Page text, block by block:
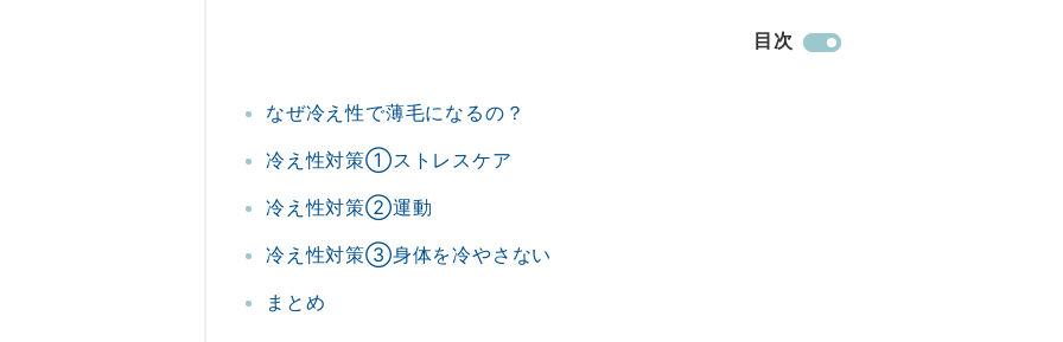
目次
なぜ冷え性で薄毛になるの？
冷え性対策①ストレスケア
冷え性対策②運動
冷え性対策③身体を冷やさない
まとめ